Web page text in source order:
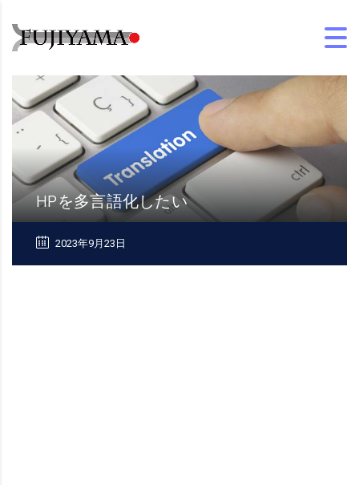
HPを多言語化したい
2023年9月23日